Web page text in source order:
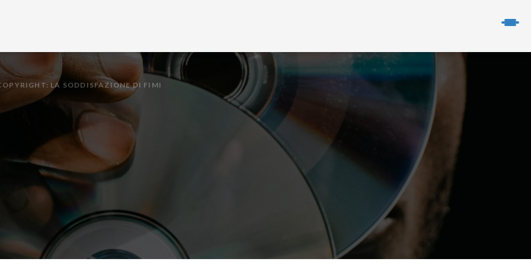
LA SODDISFAZIONE DI FIMI